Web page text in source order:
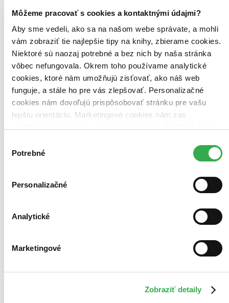
Môžeme pracovať s cookies a kontaktnými údajmi?
Aby sme vedeli, ako sa na našom webe správate, a mohli
vám zobraziť tie najlepšie tipy na knihy, zbierame cookies.
Niektoré sú naozaj potrebné a bez nich by naša stránka
vôbec nefungovala. Okrem toho používame analytické
cookies, ktoré nám umožňujú zisťovať, ako náš web
funguje, a stále ho pre vás zlepšovať. Personalizačné
cookies nám dovoľujú prispôsobovať stránku pre vašu
lepšiu orientáciu. Marketingové cookies nám zas
keby sme mohli používať všetky tieto cookies. Ďakujeme!
súhlasu
Potrebné
Personalizačné
Analytické
Marketingové
Zobraziť detaily
Vložiť do košíka
pevná väzba s prebalom
Vypredané
Ach, mrzí nás to, z tejto knihy sa už predali všetky výtlačky a
nemáme ju na sklade my ani vydavateľ :( Teoreticky však
môžete mať šťastie v niektorých iných obchodoch, ktoré ešte
nepredali posledné kusy.
Pridať do zoznamu
E-kniha EPUB MOBI
10,30 €
Ihneď na stiahnutie
Máte čítačku, tablet alebo mobil? Stiahnite si do nich e-knihu:
budete ju mať hneď a ešte aj ušetríte život stromom. Viac
Vložiť do košíka
Ihneď na stiahnutie
Chcete vyskúšať čítanie ušami? Na vypočutie audioknihy
odporúčame našu aplikáciu. Viac informácii
nájdete tu.
Pridať do zoznamu
Ďalšie formáty